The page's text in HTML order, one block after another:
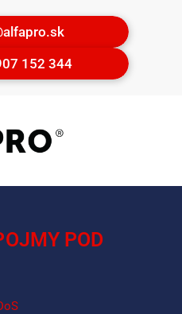
152 344
POD